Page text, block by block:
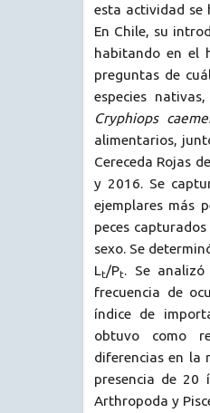
esta actividad se
En Chile, su
habitando en el
preguntas de
especies
Cryphiops
alimentarios,
Cereceda Rojas
y 2016. Se
ejemplares más
peces
sexo. Se
Lt/Pt. Se
frecuencia de
índice de
obtuvo como
diferencias en la
presencia de 20
Arthropoda y